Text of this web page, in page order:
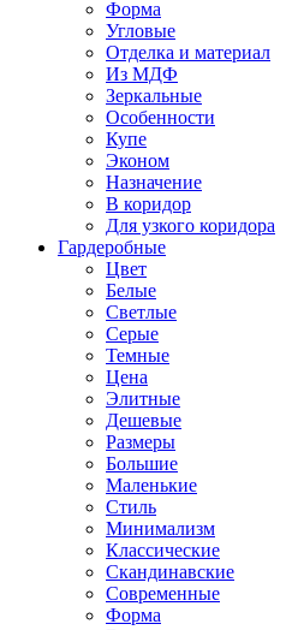
Форма
Угловые
Отделка и материал
Из МДФ
Зеркальные
Особенности
Купе
Эконом
Назначение
В коридор
Для узкого коридора
Гардеробные
Цвет
Белые
Светлые
Серые
Темные
Цена
Элитные
Дешевые
Размеры
Большие
Маленькие
Стиль
Минимализм
Классические
Скандинавские
Современные
Форма